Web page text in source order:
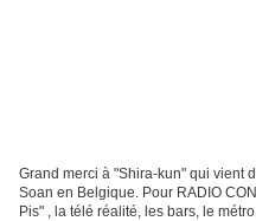
Grand merci à "Shira-kun" qui vient
Soan en Belgique. Pour RADIO
Pis" , la télé réalité, les bars, le